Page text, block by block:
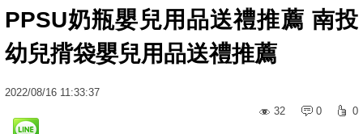
PPSU奶瓶嬰兒用品送禮推薦 南投
幼兒揹袋嬰兒用品送禮推薦
2022/08/16 11:33:37
32
0 0